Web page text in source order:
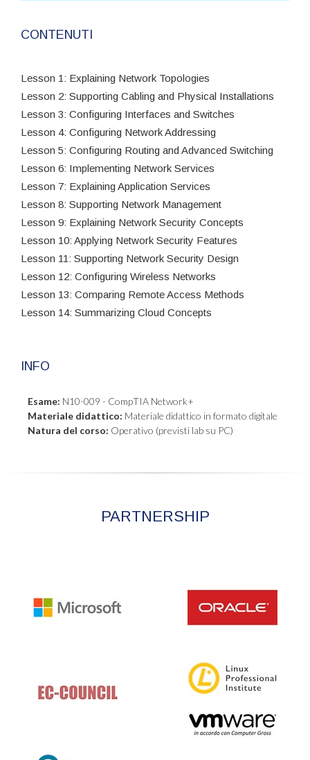
CONTENUTI
Lesson 1: Explaining Network Topologies
Lesson 2: Supporting Cabling and Physical Installations
Lesson 3: Configuring Interfaces and Switches
Lesson 4: Configuring Network Addressing
Lesson 5: Configuring Routing and Advanced Switching
Lesson 6: Implementing Network Services
Lesson 7: Explaining Application Services
Lesson 8: Supporting Network Management
Lesson 9: Explaining Network Security Concepts
Lesson 10: Applying Network Security Features
Lesson 11: Supporting Network Security Design
Lesson 12: Configuring Wireless Networks
Lesson 13: Comparing Remote Access Methods
Lesson 14: Summarizing Cloud Concepts
INFO
Esame: N10-009 - CompTIA Network+
Materiale didattico: Materiale didattico in formato digitale
Natura del corso: Operativo (previsti lab su PC)
PARTNERSHIP